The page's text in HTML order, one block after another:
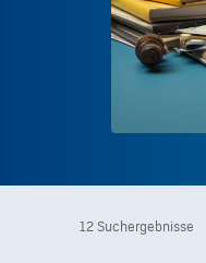
12 Suchergebnisse